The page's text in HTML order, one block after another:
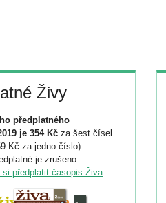
Živy
předplatného
je 354 Kč za šest čísel
Kč za jedno číslo).
je zrušeno.
si předplatit časopis Živa.